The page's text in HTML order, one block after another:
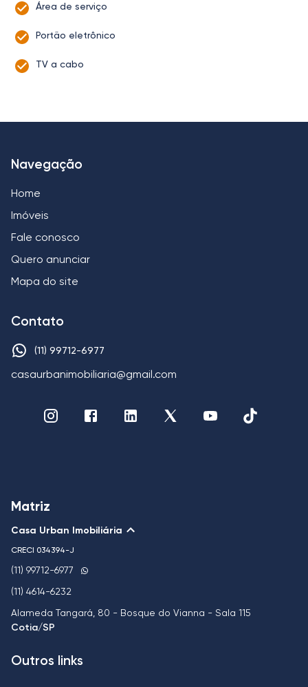
Área de serviço
Portão eletrônico
TV a cabo
Navegação
Home
Imóveis
Fale conosco
Quero anunciar
Mapa do site
Contato
(11) 99712-6977
casaurbanimobiliaria@gmail.com
Matriz
Casa Urban Imobiliária
CRECI 034394-J
(11) 99712-6977
(11) 4614-6232
Alameda Tangará, 80 - Bosque do Vianna - Sala 115
Cotia/SP
Outros links